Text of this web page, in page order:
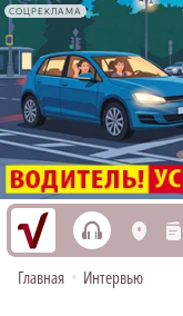
СОЦРЕКЛАМА
h L n
Главная • Интервью